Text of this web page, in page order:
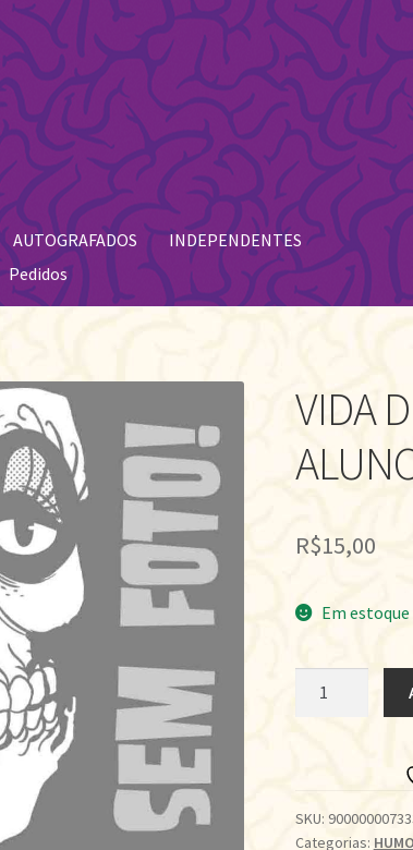
AUTOGRAFADOS
INDEPENDENTES
Pedidos
VIDA
R$15,00
Em estoque
quantidade
SKU:
Categorias: